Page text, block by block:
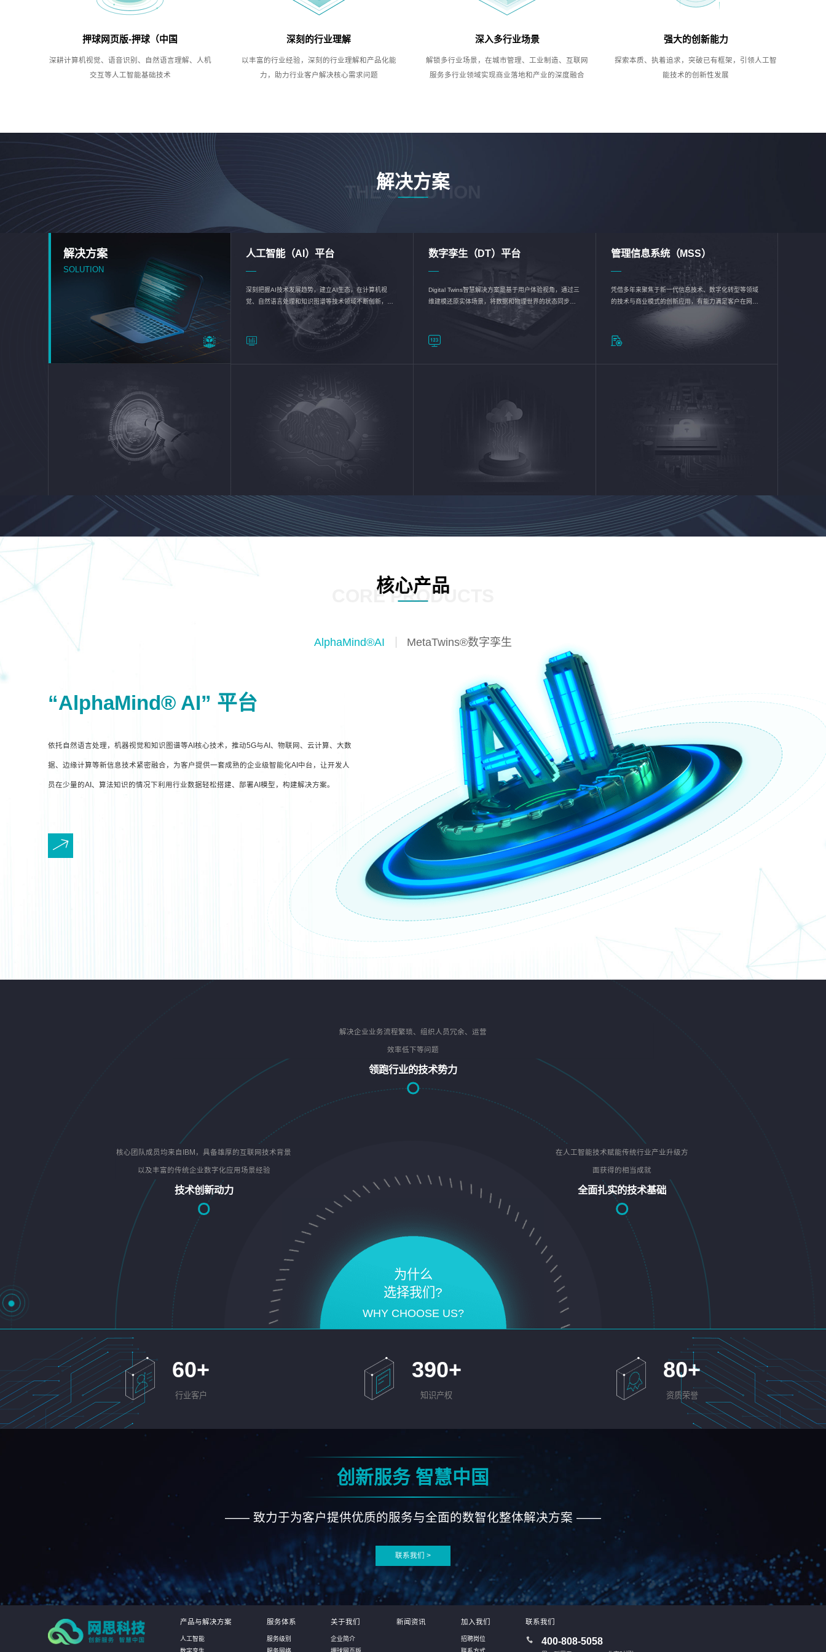
押球网页版-押球（中国
深耕计算机视觉、语音识别、自然语言理解、人机
交互等人工智能基础技术
深刻的行业理解
以丰富的行业经验，深刻的行业理解和产品化能
力，助力行业客户解决核心需求问题
深入多行业场景
解锁多行业场景，在城市管理、工业制造、互联网
服务多行业领域实现商业落地和产业的深度融合
强大的创新能力
探索本质、执着追求，突破已有框架，引领人工智
能技术的创新性发展
解决方案
THE SOLUTION
解决方案
SOLUTION
人工智能（AI）平台
深刻把握AI技术发展趋势，建立AI生态，在计算机视
觉、自然语言处理和知识图谱等技术领域不断创新，持
续优化企业数智化转型加速器—AlphaMind®AI能力开放
数字孪生（DT）平台
Digital Twins智慧解决方案是基于用户体验视角，通过三
维建模还原实体场景，将数据和物理世界的状态同步呈
现，使用户对关键数据有更直观的感受，推动各行业完
成智能化转型，实现新旧动能的转换
管理信息系统（MSS）
凭借多年来聚焦于新一代信息技术、数字化转型等领域
的技术与商业模式的创新应用，有能力满足客户在网络
优化、运营维护和信息安全防护等方面的需求，为客户
核心产品
CORE PRODUCTS
AlphaMind®AI MetaTwins®数字孪生
“AlphaMind® AI” 平台
依托自然语言处理，机器视觉和知识图谱等AI核心技术，推动5G与AI、物联网、云计算、大数
据、边缘计算等新信息技术紧密融合，为客户提供一套成熟的企业级智能化AI中台，让开发人
员在少量的AI、算法知识的情况下利用行业数据轻松搭建、部署AI模型，构建解决方案。
为什么
选择我们?
WHY CHOOSE US?
核心团队成员均来自IBM，具备雄厚的互联网技术背景
以及丰富的传统企业数字化应用场景经验
技术创新动力
解决企业业务流程繁琐、组织人员冗余、运营
效率低下等问题
领跑行业的技术势力
在人工智能技术赋能传统行业产业升级方
面获得的相当成就
全面扎实的技术基础
60+
行业客户
390+
知识产权
80+
资质荣誉
创新服务 智慧中国
—— 致力于为客户提供优质的服务与全面的数智化整体解决方案 ——
联系我们 >
产品与解决方案
人工智能
服务体系
服务级别
关于我们
企业简介
新闻资讯 加入我们
招聘岗位
联系我们
400-808-5058